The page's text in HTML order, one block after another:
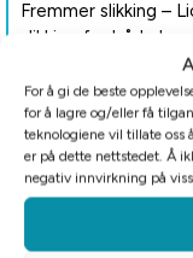
For å gi de beste
for å lagre og/eller få
teknologiene vil tillate oss
er på dette nettstedet. Å
negativ innvirkning på
Fremmer slikking –
slikking for både
spytt som bidrar til
tannkjøtt, og
Den naturlige
matpartikler og lukt
kjæledyrets tunge,